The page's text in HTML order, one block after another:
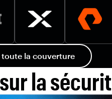
toute la couverture
la